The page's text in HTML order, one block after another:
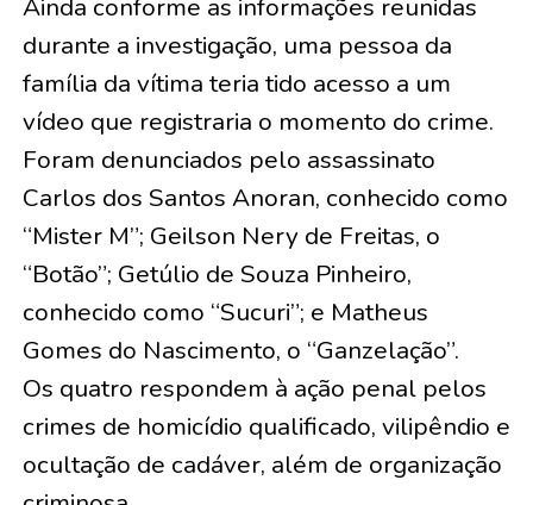
Ainda conforme as informações reunidas
durante a investigação, uma pessoa da
família da vítima teria tido acesso a um
vídeo que registraria o momento do crime.
Foram denunciados pelo assassinato
Carlos dos Santos Anoran, conhecido como
“Mister M”; Geilson Nery de Freitas, o
“Botão”; Getúlio de Souza Pinheiro,
conhecido como “Sucuri”; e Matheus
Gomes do Nascimento, o “Ganzelação”.
Os quatro respondem à ação penal pelos
crimes de homicídio qualificado, vilipêndio e
ocultação de cadáver, além de organização